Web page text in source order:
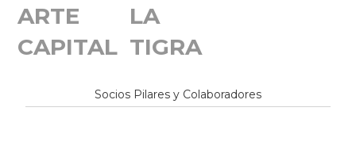
ARTE
CAPITAL
LA
TIGRA
Socios Pilares y Colaboradores